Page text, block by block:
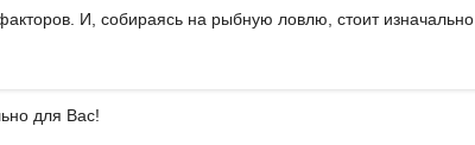
И, собираясь на рыбную ловлю, стоит изначально
для Вас!